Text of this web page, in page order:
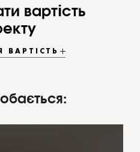
вартість
ВАРТІСТЬ